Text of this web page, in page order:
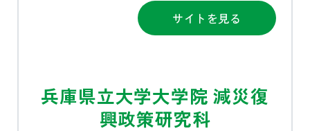
サイトを見る
兵庫県立大学大学院 減災復
興政策研究科